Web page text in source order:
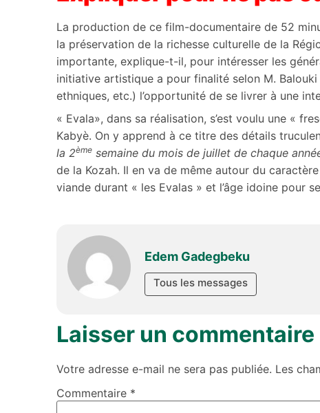
La production de ce film-documentaire de 52
la préservation de la richesse culturelle de la
importante, explique-t-il, pour intéresser les
initiative artistique a pour finalité selon M.
ethniques, etc.) l’opportunité de se livrer à une
« Evala», dans sa réalisation, s’est voulu une «
Kabyè. On y apprend à ce titre des détails
la 2ème semaine du mois de juillet de chaque
de la Kozah. Il en va de même autour du
viande durant « les Evalas » et l’âge idoine pour
Edem Gadegbeku
Tous les messages
Laisser un commentaire
Votre adresse e-mail ne sera pas publiée. Les
Commentaire *